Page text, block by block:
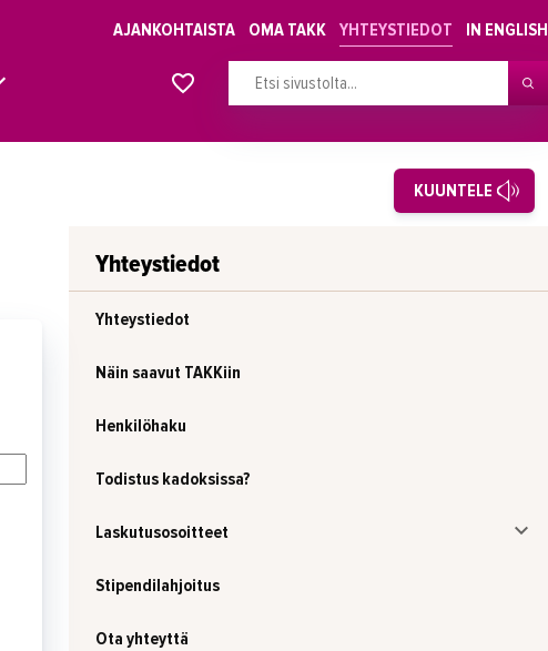
AJANKOHTAISTA OMA TAKK YHTEYSTIEDOT IN ENGLISH
KUUNTELE
Yhteystiedot
Yhteystiedot
Näin saavut TAKKiin
Henkilöhaku
Todistus kadoksissa?
Laskutusosoitteet
Stipendilahjoitus
Ota yhteyttä
Alkavat koulutukset osiosta